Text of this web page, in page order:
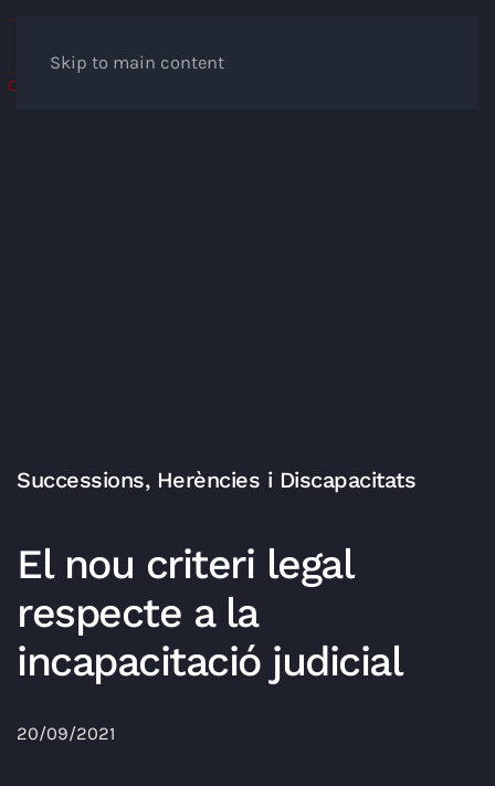
Skip to main content
Successions, Herències i Discapacitats
El nou criteri legal
respecte a la
incapacitació judicial
20/09/2021